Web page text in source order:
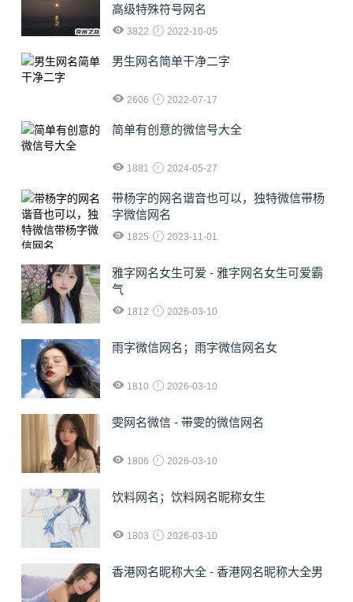
高级特殊符号网名
3822 2022-10-05
男生网名简单干净二字
2606 2022-07-17
简单有创意的微信号大全
1881 2024-05-27
​带杨字的网名谐音也可以，独特微信带杨
字微信网名
1825 2023-11-01
雅字网名女生可爱 - 雅字网名女生可爱霸
气
1812 2026-03-10
雨字微信网名；雨字微信网名女
1810 2026-03-10
雯网名微信 - 带雯的微信网名
1806 2026-03-10
饮料网名；饮料网名昵称女生
1803 2026-03-10
香港网名昵称大全 - 香港网名昵称大全男